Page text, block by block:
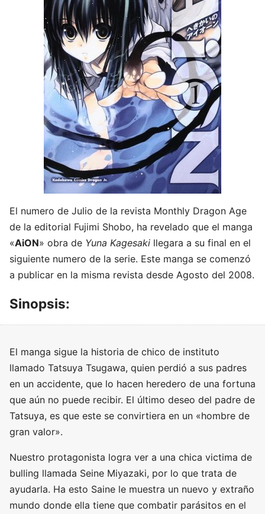
El numero de Julio de la revista Monthly Dragon Age
de la editorial Fujimi Shobo, ha revelado que el manga
«AiON» obra de Yuna Kagesaki llegara a su final en el
siguiente numero de la serie. Este manga se comenzó
a publicar en la misma revista desde Agosto del 2008.
Sinopsis:
El manga sigue la historia de chico de instituto
llamado Tatsuya Tsugawa, quien perdió a sus padres
en un accidente, que lo hacen heredero de una fortuna
que aún no puede recibir. El último deseo del padre de
Tatsuya, es que este se convirtiera en un «hombre de
gran valor».
Nuestro protagonista logra ver a una chica victima de
bulling llamada Seine Miyazaki, por lo que trata de
ayudarla. Ha esto Saine le muestra un nuevo y extraño
mundo donde ella tiene que combatir parásitos en el